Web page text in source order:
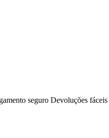
seguro Devoluções fáceis